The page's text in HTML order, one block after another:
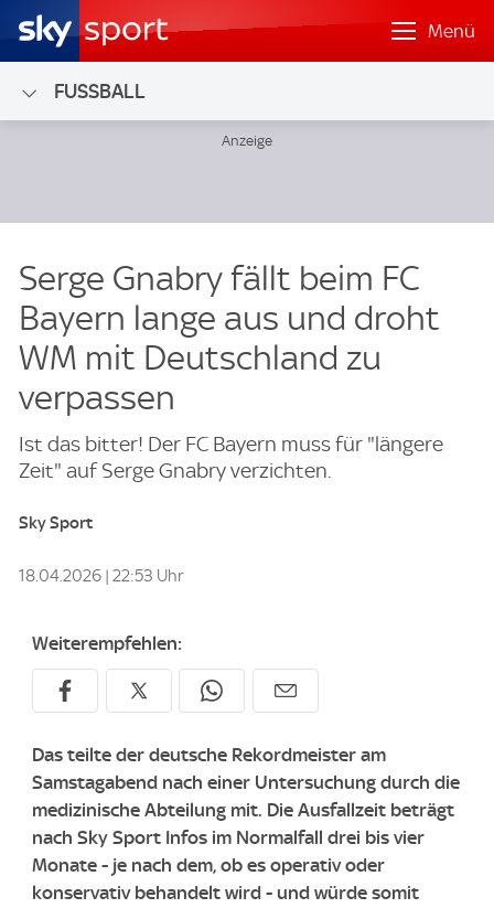
Menü
FUSSBALL
Serge Gnabry fällt beim FC
Bayern lange aus und droht
WM mit Deutschland zu
verpassen
Ist das bitter! Der FC Bayern muss für "längere
Zeit" auf Serge Gnabry verzichten.
Sky Sport
18.04.2026 | 22:53 Uhr
Weiterempfehlen:
Das teilte der deutsche Rekordmeister am
Samstagabend nach einer Untersuchung durch die
medizinische Abteilung mit. Die Ausfallzeit beträgt
nach Sky Sport Infos im Normalfall drei bis vier
Monate - je nach dem, ob es operativ oder
konservativ behandelt wird - und würde somit